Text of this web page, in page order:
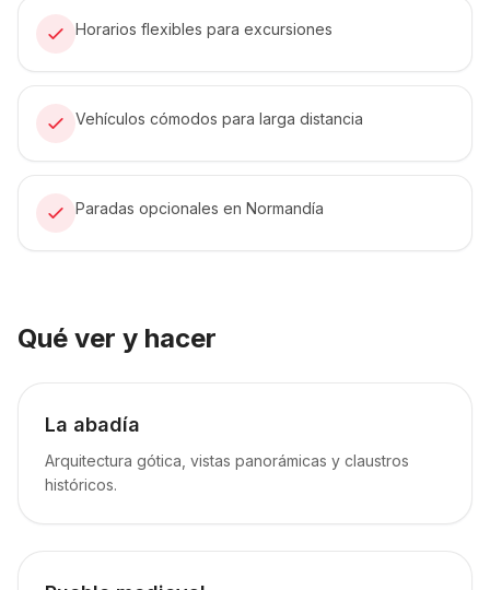
Horarios flexibles para excursiones
Vehículos cómodos para larga distancia
Paradas opcionales en Normandía
Qué ver y hacer
La abadía
Arquitectura gótica, vistas panorámicas y claustros
históricos.